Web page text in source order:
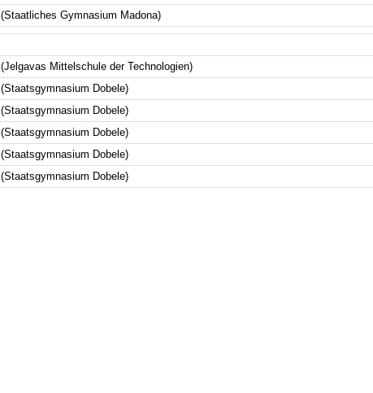
(Staatliches Gymnasium Madona)
(Jelgavas Mittelschule der Technologien)
(Staatsgymnasium Dobele)
(Staatsgymnasium Dobele)
(Staatsgymnasium Dobele)
(Staatsgymnasium Dobele)
(Staatsgymnasium Dobele)